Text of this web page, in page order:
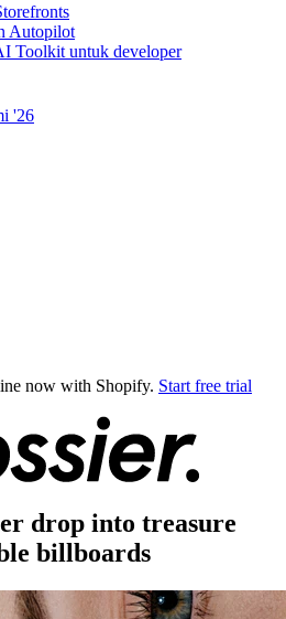
Autopilot
Toolkit untuk developer
'26
now with Shopify. Start free trial
drop into treasure
billboards